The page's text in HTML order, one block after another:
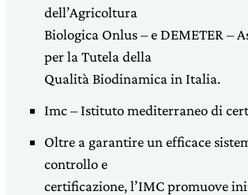
dell’Agricoltura
Biologica Onlus – e DEMETER –
per la Tutela della
Qualità Biodinamica in Italia.
Imc – Istituto mediterraneo di
Oltre a garantire un efficace
controllo e
certificazione, l’IMC promuove